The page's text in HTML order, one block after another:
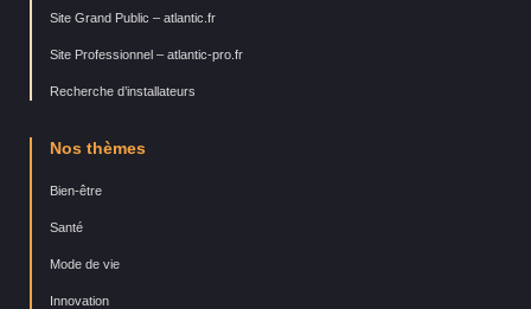
Site Grand Public – atlantic.fr
Site Professionnel – atlantic-pro.fr
Recherche d’installateurs
Nos thèmes
Bien-être
Santé
Mode de vie
Innovation